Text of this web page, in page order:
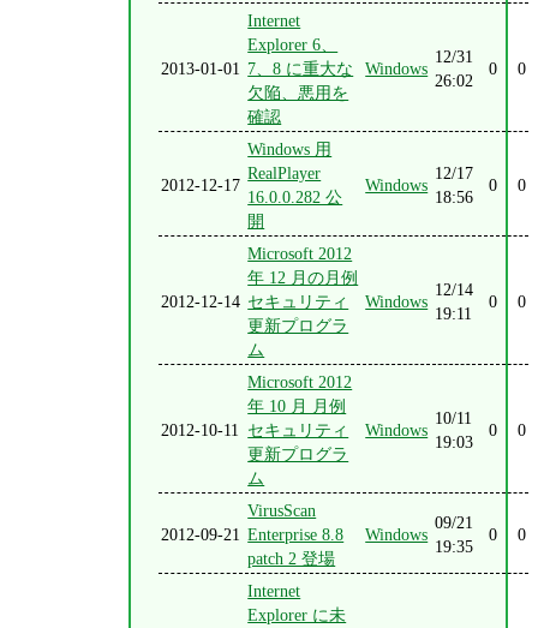
2013-01-01
Internet
Explorer 6、
7、8 に重大な
欠陥、悪用を
確認
Windows
12/31
26:02
0 0
2012-12-17
Windows 用
RealPlayer
16.0.0.282 公
開
Windows
12/17
18:56
0 0
2012-12-14
Microsoft 2012
年 12 月の月例
セキュリティ
更新プログラ
ム
Windows
12/14
19:11
0 0
2012-10-11
Microsoft 2012
年 10 月 月例
セキュリティ
更新プログラ
ム
Windows
10/11
19:03
0 0
2012-09-21
VirusScan
Enterprise 8.8
patch 2 登場
Windows
09/21
19:35
0 0
Internet
Explorer に未